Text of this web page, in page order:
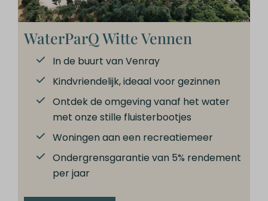
WaterParQ Witte Vennen
In de buurt van Venray
Kindvriendelijk, ideaal voor gezinnen
Ontdek de omgeving vanaf het water
met onze stille fluisterbootjes
Woningen aan een recreatiemeer
Ondergrensgarantie van 5% rendement
per jaar